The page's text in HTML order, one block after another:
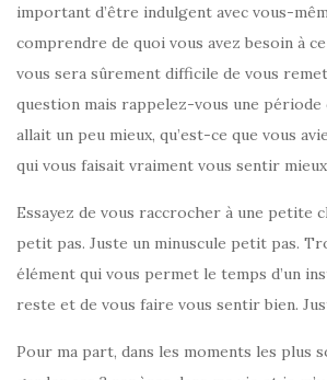
important d’être indulgent avec vous-
comprendre de quoi vous avez besoin à
vous sera sûrement difficile de vous
question mais rappelez-vous une période
allait un peu mieux, qu’est-ce que vous
qui vous faisait vraiment vous sentir
Essayez de vous raccrocher à une petite
petit pas. Juste un minuscule petit pas.
élément qui vous permet le temps d’un
reste et de vous faire vous sentir bien.
Pour ma part, dans les moments les plus